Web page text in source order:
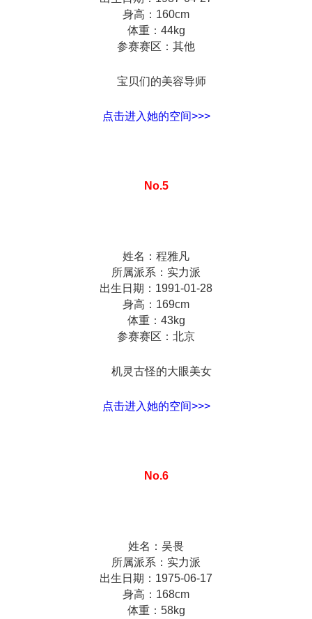
身高：160cm
体重：44kg
参赛赛区：其他
宝贝们的美容导师
点击进入她的空间>>>
No.5
姓名：程雅凡
所属派系：实力派
出生日期：1991-01-28
身高：169cm
体重：43kg
参赛赛区：北京
机灵古怪的大眼美女
点击进入她的空间>>>
No.6
姓名：吴畏
所属派系：实力派
出生日期：1975-06-17
身高：168cm
体重：58kg